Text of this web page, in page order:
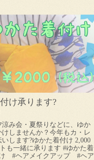
け承ります?
み会・夏祭りなどに、ゆか
しませんか？今年もカ・レ
します?ゆかた着付け 2,000
も一緒に承ります #ゆかた着
#ヘアメイクアップ #ヘア